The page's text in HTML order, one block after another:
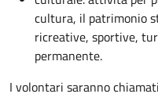
cultura, il patrimonio
ricreative, sportive,
permanente.
I volontari saranno